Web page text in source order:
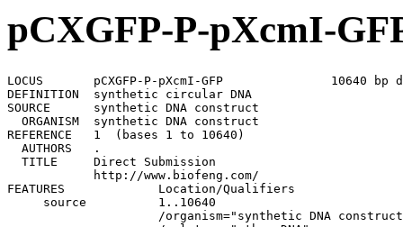
pCXGFP-P-pXcmI-
LOCUS       pCXGFP-P-pXcmI-GFP               10640 bp ds-DNA     circular SYN 28-OCT-2017
DEFINITION  synthetic circular DNA
SOURCE      synthetic DNA construct
  ORGANISM  synthetic DNA construct
REFERENCE   1  (bases 1 to 10640)
  AUTHORS   .
  TITLE     Direct Submission
            http://www.biofeng.com/
FEATURES             Location/Qualifiers
     source          1..10640
                     /organism="synthetic DNA construct"
                     /mol_type="other DNA"
     terminator      9..261
                     /label=NOS terminator
                     /note="nopaline synthase terminator and poly(A) signal"
     CDS             complement(278..994)
                     /codon_start=1
                     /label=GFP
                     /translation="MGKGEELFTGVVPILVELDGDVNGHKFSVSGEGEGDATYGKLTLK
                     FICTTGKLPVPWPTLVTTMGYGVLCFSRYPDHMKRHDFFKSAMPEGYVQERTIFFKDDG
                     NYKTRAEVKFEGDTLVNRIELKGIDFKEDGNILGHKLEYNYNSHNVYIMADKQKNGIKV
                     NFKIRHNIEDGSVQLADHYQQNTPIGDGPVLLPDNHYLSTQSALSKDPNEKRDHMVLLE
                     FVTAAGITHGMDELYK"
     CDS             1345..1650
                     /codon_start=1
                     /gene="ccdB"
                     /product="CcdB, a bacterial toxin that poisons DNA gyrase"
                     /label=ccdB
                     /note="Plasmids containing the ccdB gene cannot be 
                     propagated in standard E. coli strains."
                     /translation="MQFKVYTYKRESRYRLFVDVQSDIIDTPGRRMVIPLASARLLSDK
                     VSRELYPVVHIGDESWRMMTTDMASVPVSVIGEEVADLSHRENDIKNAINLMFWGI"
     misc_feature    1964..1988
                     /label=RB T-DNA repeat
                     /note="right border repeat from nopaline C58 T-DNA"
     CDS             3287..3916
                     /codon_start=1
                     /product="stability protein from the Pseudomonas plasmid 
                     pVS1 (Heeb et al., 2000)"
                     /label=pVS1 StaA
                     /translation="MKVIAVLNQKGGSGKTTIATHLARALQLAGADVLLVDSDPQGSAR
                     DWAAVREDQPLTVVGIDRPTIDRDVKAIGRRDFVVIDGAPQAADLAVSAIKAADFVLIP
                     VQPSPYDIWATADLVELVKQRIEVTDGRLQAAFVVSRAIKGTRIGGEVAEALAGYELPI
                     LESRITQRVSYPGTAAAGTTVLESEPEGDAAREVQALAAEIKSKLI"
     CDS             4350..5417
                     /codon_start=1
                     /product="replication protein from the Pseudomonas plasmid 
                     pVS1 (Heeb et al., 2000)"
                     /label=pVS1 RepA
                     /translation="GRKPSGPVQIGAALGDDLVEKLKAAQAAQRQRIEAEARPGESWQA
                     AADRIRKESRQPPAAGAPSIRKPPKGDEQPDFFVPMLYDVGTRDSRSIMDVAVFRLSKR
                     DRRAGEVIRYELPDGHVEVSAGPAGMASVWDYDLVLMAVSHLTESMNRYREGKGDKPGR
                     VFRPHVADVLKFCRRADGGKQKDDLVETCIRLNTTHVAMQRTKKAKNGRLVTVSEGEAL
                     ISRYKIVKSETGRPEYIEIELADWMYREITEGKNPDVLTVHPDYFLIDPGIGRFLYRLA
                     RRAAGKAEARWLFKTIYERSGSAGEFKKFCFTVRKLIGSNDLPEYDLKEEAGQAGPILV
                     MRYRNLIEGEASAGS"
     rep_origin      5483..5677
                     /label=pVS1 oriV
                     /note="origin of replication for the Pseudomonas plasmid 
                     pVS1 (Heeb et al., 2000)"
     misc_feature    6021..6161
                     /label=bom
                     /note="basis of mobility region from pBR322"
     rep_origin      complement(6347..6935)
                     /direction=LEFT
                     /label=ori
                     /note="high-copy-number ColE1/pMB1/pBR322/pUC origin of 
                     replication"
     CDS             complement(7022..7816)
                     /codon_start=1
                     /gene="aphA-3"
                     /product="aminoglycoside phosphotransferase"
                     /label=KanR
                     /note="confers resistance to kanamycin"
                     /translation="MAKMRISPELKKLIEKYRCVKDTEGMSPAKVYKLVGENENLYLKM
                     TDSRYKGTTYDVEREKDMMLWLEGKLPVPKVLHFERHDGWSNLLMSEADGVLCSEEYED
                     EQSPEKIIELYAECIRLFHSIDISDCPYTNSLDSRLAELDYLLNNDLADVDCENWEEDT
                     PFKDPRELYDFLKTEKPEEELVFSHGDLGDSNIFVKDGKVSGFIDLGRSGRADKWYDIA
                     FCVRSIREDIGEEQYVELFFDLLGIKPDWEKIKYYILLDELF"
     misc_feature    8241..8265
                     /label=LB T-DNA repeat
                     /note="left border repeat from nopaline C58 T-DNA"
     polyA_signal    8343..8517
                     /label=CaMV poly(A) signal
                     /note="cauliflower mosaic virus polyadenylation signal"
     CDS             complement(8557..9582)
                     /codon_start=1
                     /gene="aph(4)-Ia"
                     /product="aminoglycoside phosphotransferase from E. coli"
                     /label=HygR
                     /note="confers resistance to hygromycin"
                     /translation="MKKPELTATSVEKFLIEKFDSVSDLMQLSEGEESRAFSFDVGGRG
                     YVLRVNSCADGFYKDRYVYRHFASAALPIPEVLDIGEFSESLTYCISRRAQGVTLQDLP
                     ETELPAVLQPVAEAMDAIAAADLSQTSGFGPFGPQGIGQYTTWRDFICAIADPHVYHWQ
                     TVMDDTVSASVAQALDELMLWAEDCPEVRHLVHADFGSNNVLTDNGRITAVIDWSEAMF
                     GDSQYEVANIFFWRPWLACMEQQTRYFERRHPELAGSPRLRAYMLRIGLDQLYQSLVDG
                     NFDDAAWAQGRCDAIVRSGAGTVGRTQIARRSAAVWTDGCVEVLADSGNRRPSTRPRAK
                     K"
     promoter        complement(9649..10326)
                     /label=CaMV 35S promoter (enhanced)
                     /note="cauliflower mosaic virus 35S promoter with a 
                     duplicated enhancer region"
ORIGIN
        1 gaattcccga tctagtaaca tagatgacac cgcgcgcgat aatttatcct agtttgcgcg
       61 ctatattttg ttttctatcg cgtattaaat gtataattgc gggactctaa tcataaaaac
      121 ccatctcata aataacgtca tgcattacat gttaattatt acatgcttaa cgtaattcaa
      181 cagaaattat atgataatca tcgcaagacc ggcaacagga ttcaatctta agaaacttta
      241 ttgccaaatg tttgaacgat cggggaaatt cgagctctca tttgtatagt tcatccatgc
      301 catgtgtaat